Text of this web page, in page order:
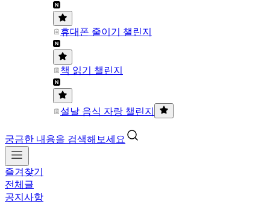
휴대폰 줄이기 챌린지
책 읽기 챌린지
설날 음식 자랑 챌린지
궁금한 내용을 검색해보세요
즐겨찾기
전체글
공지사항